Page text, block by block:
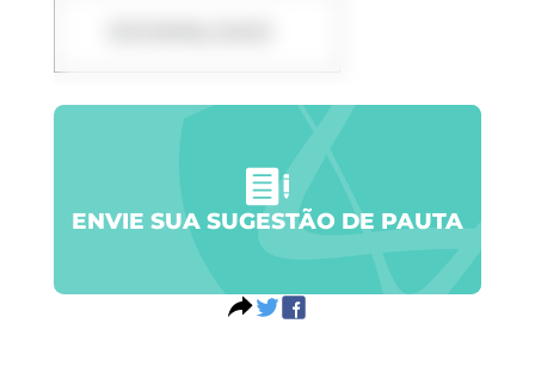
ENVIE SUA SUGESTÃO DE PAUTA